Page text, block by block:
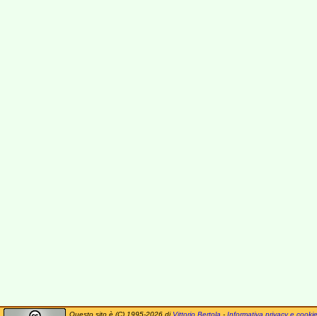
Questo sito è (C) 1995-2026 di Vittorio Bertola - Informativa privacy e cookie